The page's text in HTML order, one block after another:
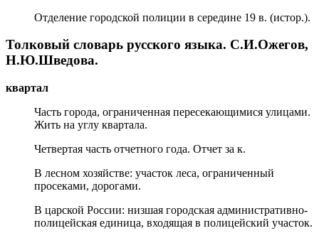
Отделение городской полиции в середине 19 в. (истор.).
Толковый словарь русского языка. С.И.Ожегов,
Н.Ю.Шведова.
квартал
Часть города, ограниченная пересекающимися улицами.
Жить на углу квартала.
Четвертая часть отчетного года. Отчет за к.
В лесном хозяйстве: участок леса, ограниченный
просеками, дорогами.
В царской России: низшая городская административно-
полицейская единица, входящая в полицейский участок.